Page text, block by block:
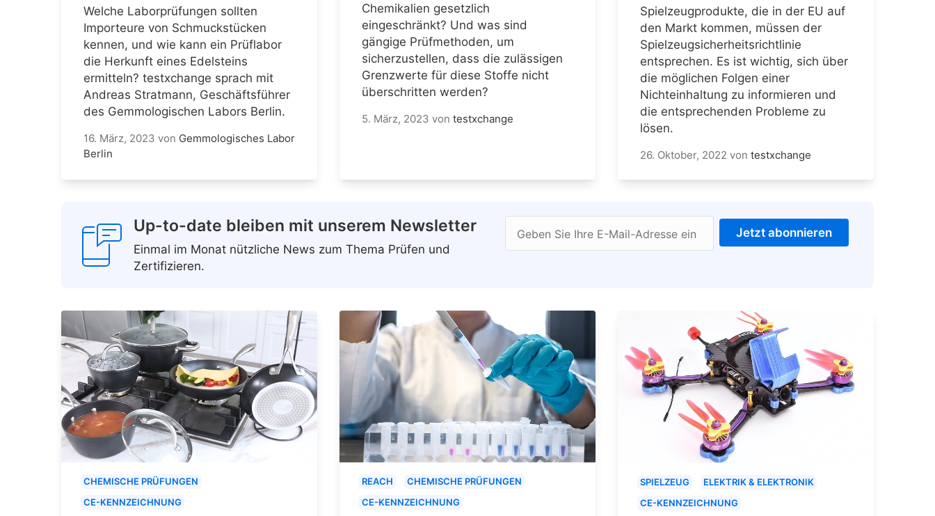
Welche Laborprüfungen sollten
Importeure von Schmuckstücken
kennen, und wie kann ein Prüflabor
die Herkunft eines Edelsteins
ermitteln? testxchange sprach mit
Andreas Stratmann, Geschäftsführer
des Gemmologischen Labors Berlin.
16. März, 2023 von Gemmologisches Labor
Berlin
Chemikalien gesetzlich
eingeschränkt? Und was sind
gängige Prüfmethoden, um
sicherzustellen, dass die zulässigen
Grenzwerte für diese Stoffe nicht
überschritten werden?
5. März, 2023 von testxchange
Spielzeugprodukte, die in der EU auf
den Markt kommen, müssen der
Spielzeugsicherheitsrichtlinie
entsprechen. Es ist wichtig, sich über
die möglichen Folgen einer
Nichteinhaltung zu informieren und
die entsprechenden Probleme zu
lösen.
26. Oktober, 2022 von testxchange
Up-to-date bleiben mit unserem Newsletter
Einmal im Monat nützliche News zum Thema Prüfen und
Zertifizieren.
Geben Sie Ihre E-Mail-Adresse ein Jetzt abonnieren
CHEMISCHE PRÜFUNGEN
CE-KENNZEICHNUNG
REACH
CHEMISCHE PRÜFUNGEN
CE-KENNZEICHNUNG
SPIELZEUG
ELEKTRIK & ELEKTRONIK
CE-KENNZEICHNUNG